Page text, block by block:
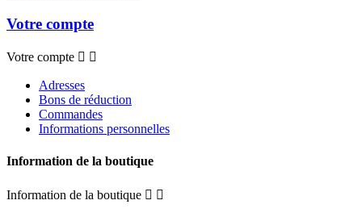
Votre compte
Votre compte  
Adresses
Bons de réduction
Commandes
Informations personnelles
Information de la boutique
Information de la boutique  